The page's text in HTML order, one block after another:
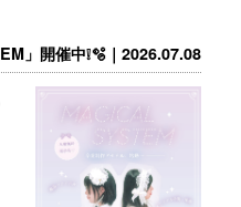
」開催中❕🫧｜2026.07.08